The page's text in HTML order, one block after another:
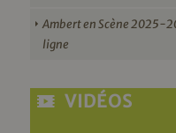
Ambert en Scène 2025-
ligne
VIDÉOS